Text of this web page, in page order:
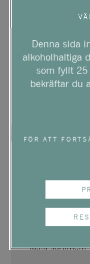
fasta sortiment.
Denna sida
alkoholhaltiga
som fyllt 25
bekräftar du
FÖR ATT